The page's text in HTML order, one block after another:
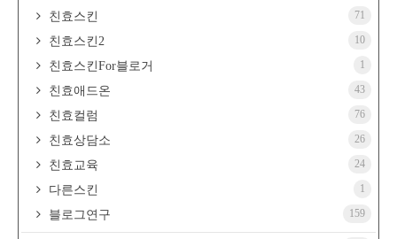
친효스킨 71
친효스킨2 10
친효스킨For블로거 1
친효애드온 43
친효컬럼 76
친효상담소 26
친효교육 24
다른스킨 1
블로그연구 159